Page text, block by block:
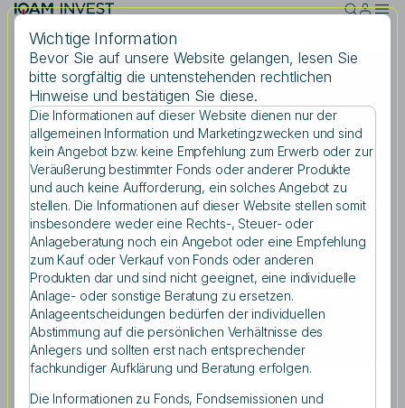
Skip to main content
Suche
Suchbegriff eingeben
Intelligente
Risikosteuerung
Mit innovativen quantitativen
Methoden messen und steuern wir
Risiken dynamisch in Echtzeit. So
sichern wir Portfolios gegen
Marktturbulenzen ab und bewahren
langfristige Stabilität.
Wichtige Information
Bevor Sie auf unsere Website gelangen, lesen Sie
bitte sorgfältig die untenstehenden rechtlichen
Hinweise und bestätigen Sie diese.
Die Informationen auf dieser Website dienen nur der
allgemeinen Information und Marketingzwecken und sind
kein Angebot bzw. keine Empfehlung zum Erwerb oder zur
Veräußerung bestimmter Fonds oder anderer Produkte
und auch keine Aufforderung, ein solches Angebot zu
stellen. Die Informationen auf dieser Website stellen somit
insbesondere weder eine Rechts-, Steuer- oder
Anlageberatung noch ein Angebot oder eine Empfehlung
zum Kauf oder Verkauf von Fonds oder anderen
Produkten dar und sind nicht geeignet, eine individuelle
Anlage- oder sonstige Beratung zu ersetzen.
Anlageentscheidungen bedürfen der individuellen
Abstimmung auf die persönlichen Verhältnisse des
Anlegers und sollten erst nach entsprechender
fachkundiger Aufklärung und Beratung erfolgen.
Die Informationen zu Fonds, Fondsemissionen und